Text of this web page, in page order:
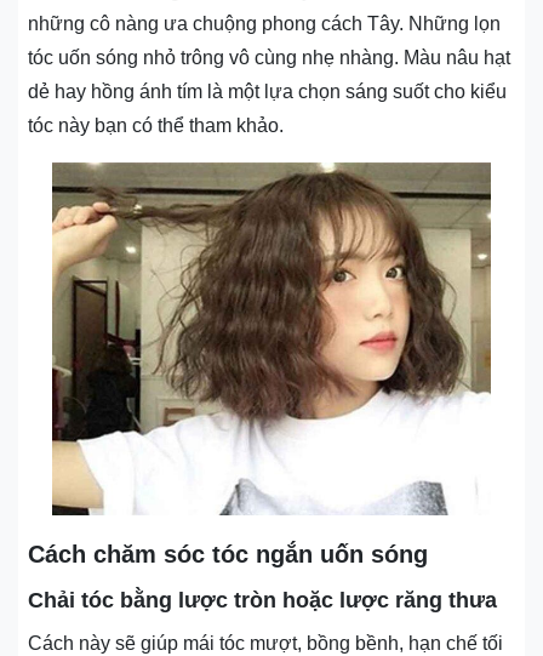
những cô nàng ưa chuộng phong cách Tây. Những lọn
tóc uốn sóng nhỏ trông vô cùng nhẹ nhàng. Màu nâu hạt
dẻ hay hồng ánh tím là một lựa chọn sáng suốt cho kiểu
tóc này bạn có thể tham khảo.
Cách chăm sóc tóc ngắn uốn sóng
Chải tóc bằng lược tròn hoặc lược răng thưa
Cách này sẽ giúp mái tóc mượt, bồng bềnh, hạn chế tối